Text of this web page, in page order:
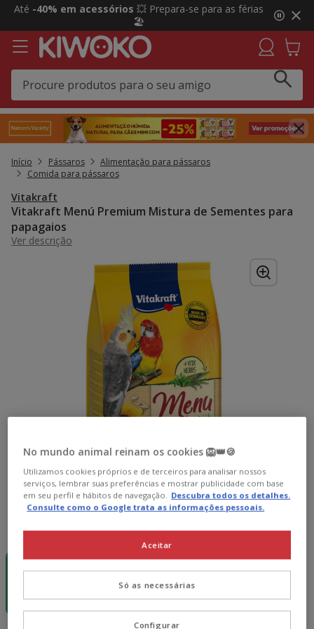
2
3,
mensagem,
Até -40% em acessórios 💥 Prepara-se para as férias
🏖️
Início Pássaros
Alimentação para pássaros
Comida para pássaros
Vitakraft
Vitakraft Menú Premium Mistura de Sementes para
papagaios
Ver descrição
Formato:1kg
un.
(4.59€ / kg)
No mundo animal reinam os cookies 🦁👑🍪
Utilizamos cookies próprios e de terceiros para analisar nossos
serviços, lembrar suas preferências e mostrar publicidade com base
em seu perfil e hábitos de navegação. Descubra todos os detalhes.
Consulte como o Google trata as informações pessoais.
Só as necessárias
Aceitar
Configurar